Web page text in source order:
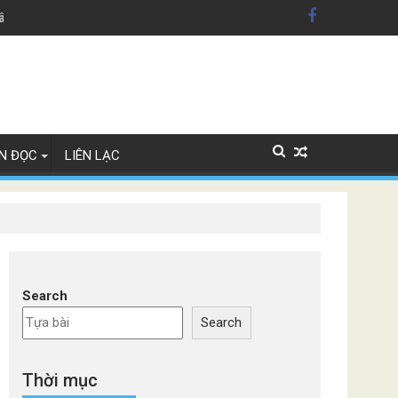
Mỹ'
Lan
ĐỌC LIÊN LẠC
Search
Search
Thời mục